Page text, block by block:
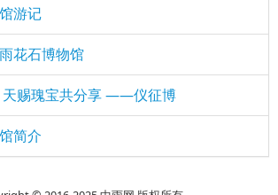
游记
花石博物馆
天赐瑰宝共分享 ——仪征博
简介